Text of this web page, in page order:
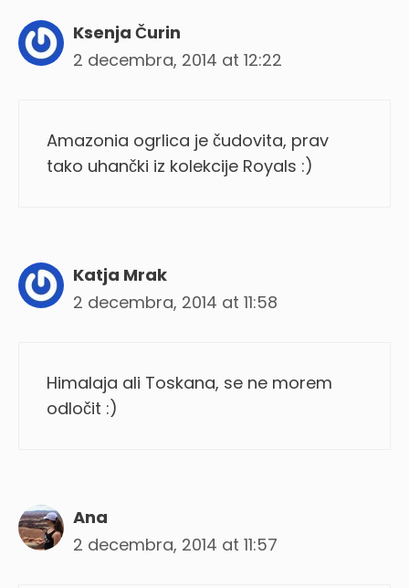
Ksenja Čurin
2 decembra, 2014 at 12:22
Amazonia ogrlica je čudovita, prav
tako uhančki iz kolekcije Royals :)
Katja Mrak
2 decembra, 2014 at 11:58
Himalaja ali Toskana, se ne morem
odločit :)
Ana
2 decembra, 2014 at 11:57